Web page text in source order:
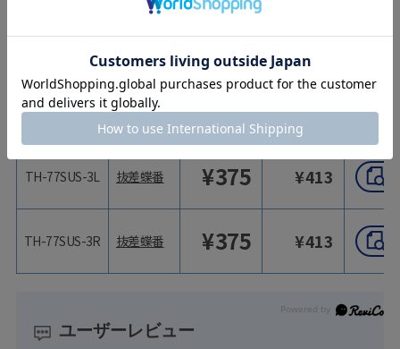
TH-77SUS-2R
TH-77SUS-3L
TH-77SUS-3R
抜差蝶番 ¥440
抜差蝶番 ¥440 ¥484
商品名 価格（税抜） 価格（税込）
抜差蝶番 ¥375 ¥413
抜差蝶番 ¥375 ¥413
ユーザーレビュー